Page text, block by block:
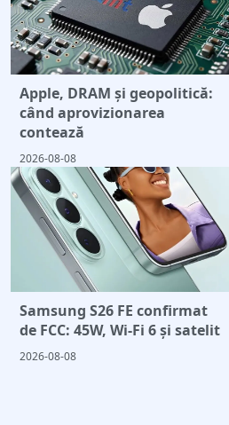
Apple, DRAM și geopolitică:
când aprovizionarea
contează
2026-08-08
Samsung S26 FE confirmat
de FCC: 45W, Wi-Fi 6 și satelit
2026-08-08